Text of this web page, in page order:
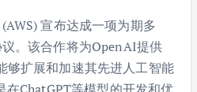
宣布达成一项为期多
。该合作将为OpenAI提供
够扩展和加速其先进人工智能